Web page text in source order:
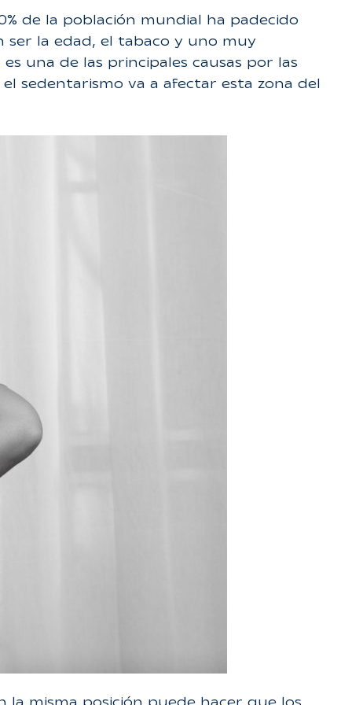
de la población mundial ha padecido
ser la edad, el tabaco y uno muy
una de las principales causas por las
sedentarismo va a afectar esta zona del